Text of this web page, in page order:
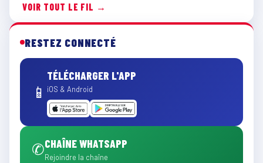
VOIR TOUT LE FIL →
RESTEZ CONNECTÉ
📱
TÉLÉCHARGER L'APP
iOS & Android
✆CHAÎNE WHATSAPP
Rejoindre la chaîne